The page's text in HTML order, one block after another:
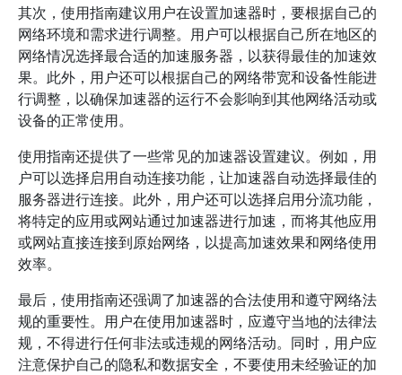
其次，使用指南建议用户在设置加速器时，要根据自己的
网络环境和需求进行调整。用户可以根据自己所在地区的
网络情况选择最合适的加速服务器，以获得最佳的加速效
果。此外，用户还可以根据自己的网络带宽和设备性能进
行调整，以确保加速器的运行不会影响到其他网络活动或
设备的正常使用。
使用指南还提供了一些常见的加速器设置建议。例如，用
户可以选择启用自动连接功能，让加速器自动选择最佳的
服务器进行连接。此外，用户还可以选择启用分流功能，
将特定的应用或网站通过加速器进行加速，而将其他应用
或网站直接连接到原始网络，以提高加速效果和网络使用
效率。
最后，使用指南还强调了加速器的合法使用和遵守网络法
规的重要性。用户在使用加速器时，应遵守当地的法律法
规，不得进行任何非法或违规的网络活动。同时，用户应
注意保护自己的隐私和数据安全，不要使用未经验证的加